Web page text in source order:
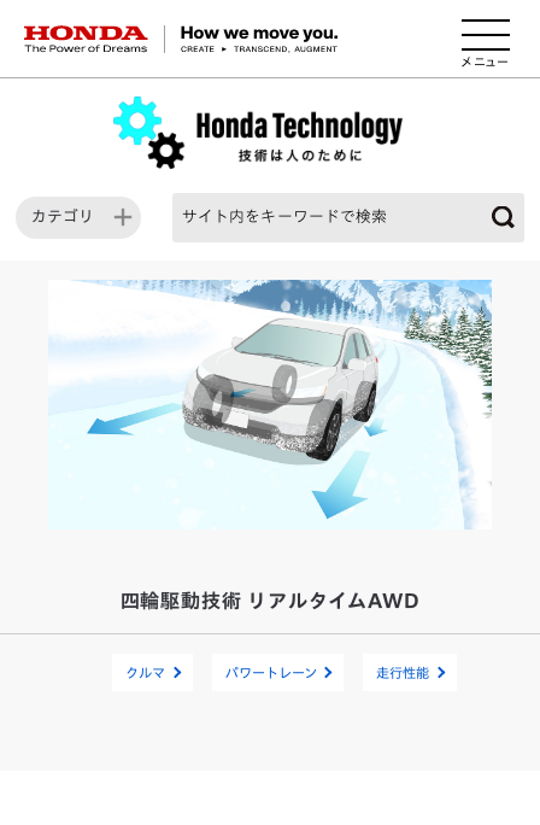
HONDA The Power of Dreams
カテゴリ
四輪駆動技術 リアルタイムAWD
クルマ パワートレーン 走行性能